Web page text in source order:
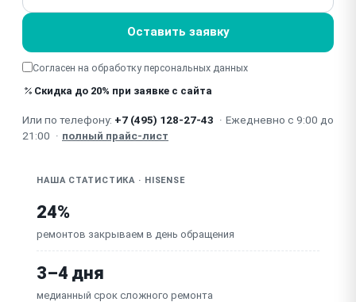
Перегрев компрессора / компрессор горячий на
Не работает освещение (лампа/светодиод)
Запах / неприятный запах внутри
Не работает / неисправна плата управления
Оставить заявку
Согласен на обработку персональных данных
Скидка до 20% при заявке с сайта
Или по телефону: +7 (495) 128-27-43 · Ежедневно с 9:00 до
21:00 · полный прайс-лист
НАША СТАТИСТИКА · HISENSE
24%
ремонтов закрываем в день обращения
3–4 дня
медианный срок сложного ремонта